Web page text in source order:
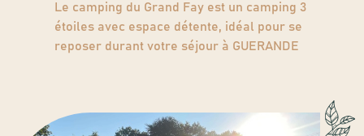
Le camping du Grand Fay est un camping 3
étoiles avec espace détente, idéal pour se
reposer durant votre séjour à GUERANDE